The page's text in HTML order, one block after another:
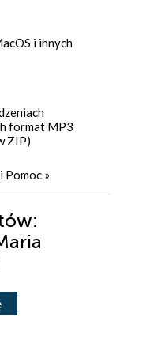
i innych
format MP3
ZIP)
Pomoc »